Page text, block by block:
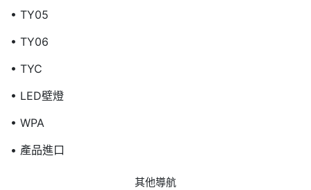
• TY05
• TY06
• TYC
• LED壁燈
• WPA
• 產品進口
其他導航